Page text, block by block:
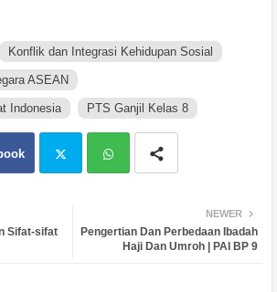
Konflik dan Integrasi Kehidupan Sosial
ASEAN
Indonesia PTS Ganjil Kelas 8
ter atsa
NEWER
Pengertian Dan Perbedaan Ibadah
Haji Dan Umroh | PAI BP 9
Sifat-sifat